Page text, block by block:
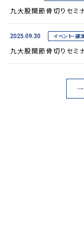
九大股関節骨切りセ
2025.09.30 イベント・講
九大股関節骨切りセミ